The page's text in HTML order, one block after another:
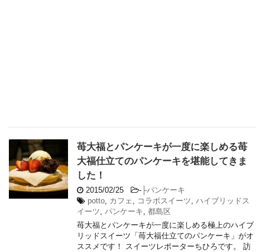
苺大福とパンケーキが一度に楽しめる苺
大福仕立てのパンケーキを堪能してきま
した！
2015/02/25 - ├パンケーキ
potto, カフェ , コラボスイーツ, ハイブリッドス
イーツ, パンケーキ, 都島区
苺大福とパンケーキが一度に楽しめる極上のハイブ
リッドスイーツ「苺大福仕立てのパンケーキ」がオ
ススメです！ スイーツレポーターちひろです。 訪